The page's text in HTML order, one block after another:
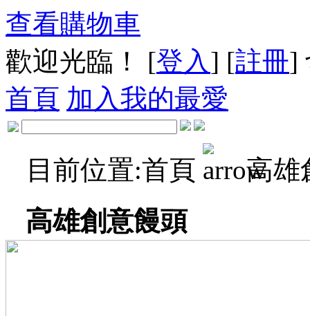
查看購物車
歡迎光臨！ [登入] [註冊]
首頁 加入我的最愛
目前位置:首頁
高雄
高雄創意饅頭